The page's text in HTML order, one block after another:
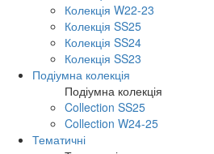
Колекція W22-23
Колекція SS25
Колекція SS24
Колекція SS23
Подіумна колекція
Подіумна колекція
Collection SS25
Collection W24-25
Тематичні